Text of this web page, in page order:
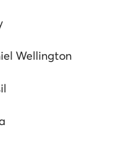
Wellington